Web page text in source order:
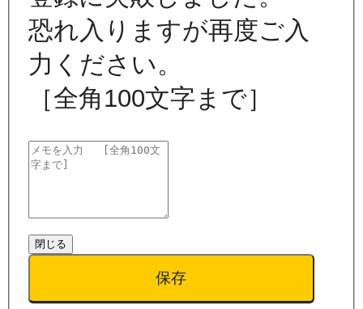
恐れ入りますが再度ご入
力ください。
［全角100文字まで］
閉じる
保存